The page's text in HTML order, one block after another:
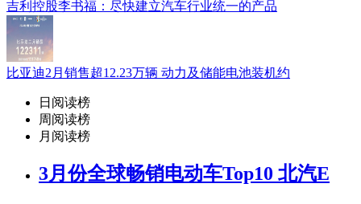
吉利控股李书福：尽快建立汽车行业统一的产品
比亚迪2月销售超12.23万辆 动力及储能电池装机约
日阅读榜
周阅读榜
月阅读榜
3月份全球畅销电动车Top10 北汽E